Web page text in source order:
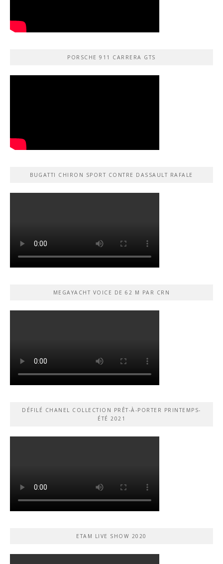
PORSCHE 911 CARRERA GTS
BUGATTI CHIRON SPORT CONTRE DASSAULT RAFALE
MEGAYACHT VOICE DE 62 M PAR CRN
DÉFILÉ CHANEL COLLECTION PRÊT-À-PORTER PRINTEMPS-
ÉTÉ 2021
ETAM LIVE SHOW 2020